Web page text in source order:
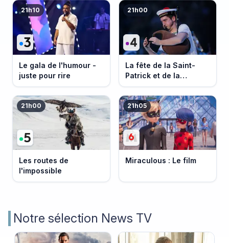
21h10
Le gala de l'humour -
juste pour rire
21h00
La fête de la Saint-
Patrick et de la
Bretagne
21h00
Les routes de
l'impossible
21h05
Miraculous : Le film
Notre sélection News TV